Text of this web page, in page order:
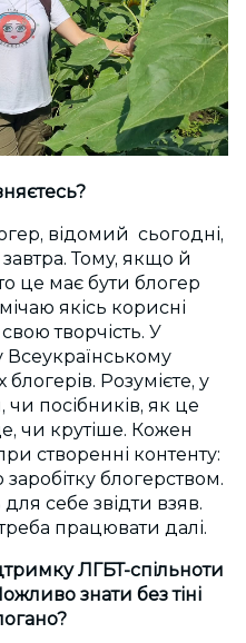
відомий сьогодні,
Тому, якщо й
це має бути блогер
якісь корисні
творчість. У
Розумієте, у
посібників, як це
чи крутіше. Кожен
створенні контенту:
заробітку блогерством.
себе звідти взяв.
працювати далі.
ЛГБТ-спільноти
знати без тіні